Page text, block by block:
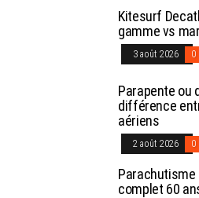
Kitesurf
gamme vs
3 août 2026 0
Parapente ou
différence
aériens
2 août 2026 0
Parachutisme
complet 60